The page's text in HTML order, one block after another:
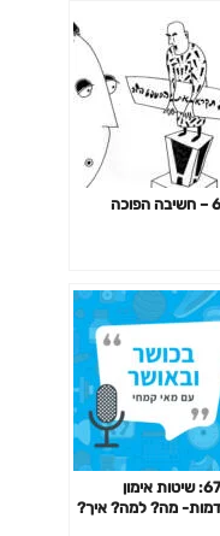
פרק 67: שיטות אימון
מה? למה? איך?